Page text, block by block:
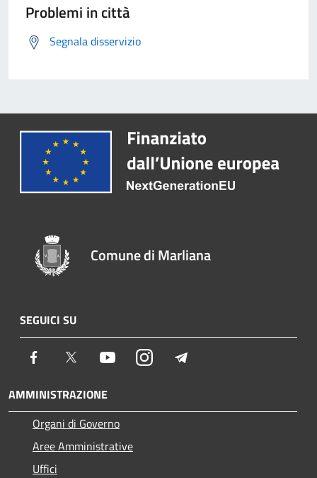
Problemi in città
Segnala disservizio
Comune di Marliana
SEGUICI SU
Facebook Twitter YoutubeInstagram
AMMINISTRAZIONE
Organi di Governo
Aree Amministrative
Uffici